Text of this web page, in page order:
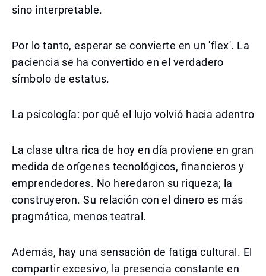
sino interpretable.
Por lo tanto, esperar se convierte en un 'flex'. La
paciencia se ha convertido en el verdadero
símbolo de estatus.
La psicología: por qué el lujo volvió hacia adentro
La clase ultra rica de hoy en día proviene en gran
medida de orígenes tecnológicos, financieros y
emprendedores. No heredaron su riqueza; la
construyeron. Su relación con el dinero es más
pragmática, menos teatral.
Además, hay una sensación de fatiga cultural. El
compartir excesivo, la presencia constante en